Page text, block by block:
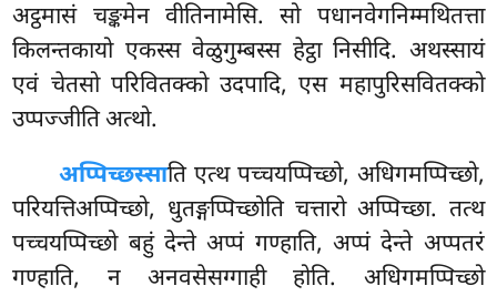
अट्ठमासं चङ्कमेन वीतिनामेसि. सो पधानवेगनिम्मथितत्ता
किलन्तकायो एकस्स वेळुगुम्बस्स हेट्ठा निसीदि. अथस्सायं
एवं चेतसो परिवितक्को उदपादि, एस महापुरिसवितक्को
उप्पज्जीति अत्थो.
अप्पिच्छस्साति एत्थ पच्चयप्पिच्छो, अधिगमप्पिच्छो,
परियत्तिअप्पिच्छो, धुतङ्गप्पिच्छोति चत्तारो अप्पिच्छा. तत्थ
पच्चयप्पिच्छो बहुं देन्ते अप्पं गण्हाति, अप्पं देन्ते अप्पतरं
गण्हाति, न अनवसेसग्गाही होति. अधिगमप्पिच्छो